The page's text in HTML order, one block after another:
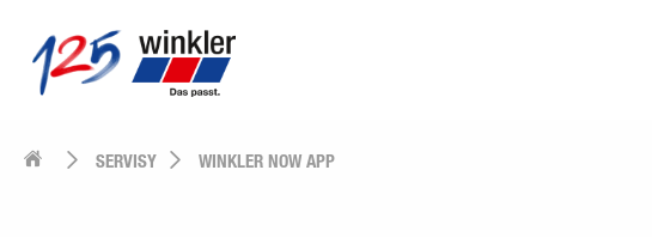
SERVISY WINKLER NOW APP